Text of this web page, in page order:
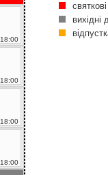
18:00
18:00
18:00
18:00
вихідні